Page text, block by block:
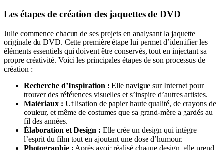
Les étapes de création des jaquettes de DVD
Julie commence chacun de ses projets en analysant la jaquette
originale du DVD. Cette première étape lui permet d’identifier les
éléments essentiels qui doivent être conservés, tout en injectant sa
propre créativité. Voici les principales étapes de son processus de
création :
Recherche d’Inspiration : Elle navigue sur Internet pour
trouver des références visuelles et s’inspire d’autres artistes.
Matériaux : Utilisation de papier haute qualité, de crayons de
couleur, et même de costumes que sa grand-mère a gardés au
fil des années.
Élaboration et Design : Elle crée un design qui intègre
l’esprit du film tout en ajoutant une dose d’humour.
Photographie : Après avoir réalisé chaque design, elle prend